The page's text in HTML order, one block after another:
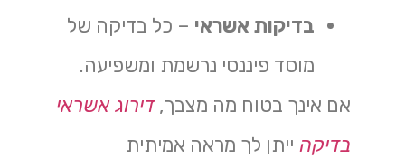
בדיקות אשראי – כל בדיקה של
מוסד פיננסי נרשמת ומשפיעה.
אם אינך בטוח מה מצבך,דירוג אשראי
בדיקה ייתן לך מראה אמיתית